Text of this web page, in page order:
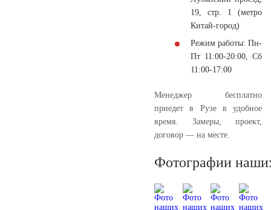
19, стр. 1 (метро
Китай-город)
Режим работы: Пн-
Пт 11:00-20:00, Сб
11:00-17:00
Менеджер бесплатно
приедет в Рузе в удобное
время. Замеры, проект,
договор — на месте.
Фотографии